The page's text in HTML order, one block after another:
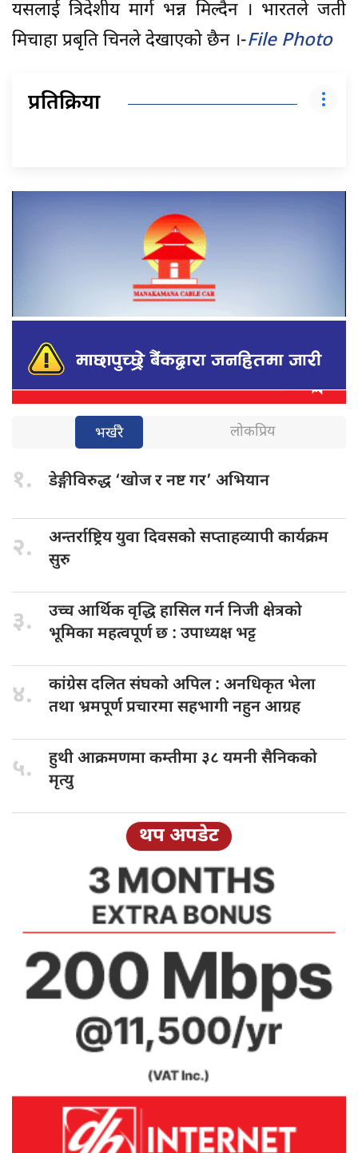
यसलाई त्रिदेशीय मार्ग भन्न मिल्दैन । भारतले जती
मिचाहा प्रबृति चिनले देखाएको छैन ।-File Photo
प्रतिक्रिया
भर्खरै लोकप्रिय
१. डेङ्गीविरुद्ध ‘खोजर नष्ट गर’ अभियान
२. अन्तर्राष्ट्रिय युवादिवसको सप्ताहव्यापी कार्यक्रम
सुरु
३. उच्च आर्थिकवृद्धि हासिल गर्न निजी क्षेत्रको
भूमिका महत्वपूर्ण छ : उपाध्यक्ष भट्ट
४. कांग्रेस दलितसंघको अपिल : अनधिकृत भेला
तथा भ्रमपूर्ण प्रचारमा सहभागी नहुन आग्रह
५. हुथी आक्रमणमाकम्तीमा ३८ यमनी सैनिकको
मृत्यु
थप अपडेट